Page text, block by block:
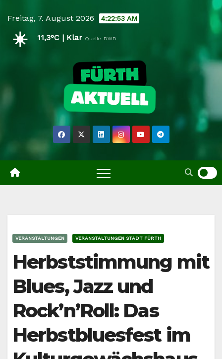
content
Freitag, 7. August 2026 4:22:53 AM
☀️ 11,3°C | Klar Quelle: DWD
VERANSTALTUNGEN VERANSTALTUNGEN STADT FÜRTH
Herbststimmung mit
Blues, Jazz und
Rock’n’Roll: Das
Herbstbluesfest im